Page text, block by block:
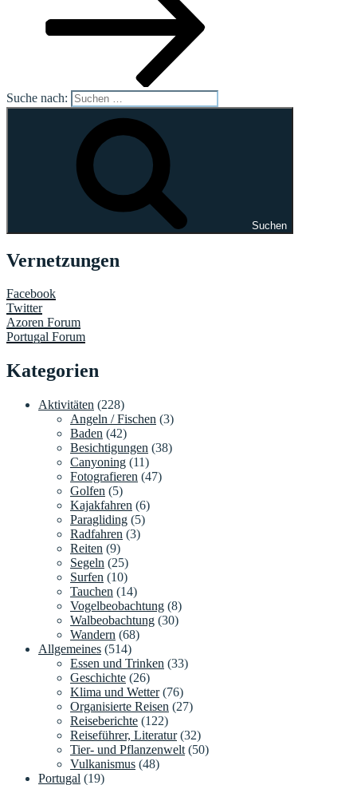
Suche nach:
Suchen
Vernetzungen
Facebook
Twitter
Azoren Forum
Portugal Forum
Kategorien
Aktivitäten (228)
Angeln / Fischen (3)
Baden (42)
Besichtigungen (38)
Canyoning (11)
Fotografieren (47)
Golfen (5)
Kajakfahren (6)
Paragliding (5)
Radfahren (3)
Reiten (9)
Segeln (25)
Surfen (10)
Tauchen (14)
Vogelbeobachtung (8)
Walbeobachtung (30)
Wandern (68)
Allgemeines (514)
Essen und Trinken (33)
Geschichte (26)
Klima und Wetter(76)
Organisierte Reisen (27)
Reiseberichte (122)
Reiseführer, Literatur(32)
Tier- und Pflanzenwelt (50)
Vulkanismus (48)
Portugal (19)